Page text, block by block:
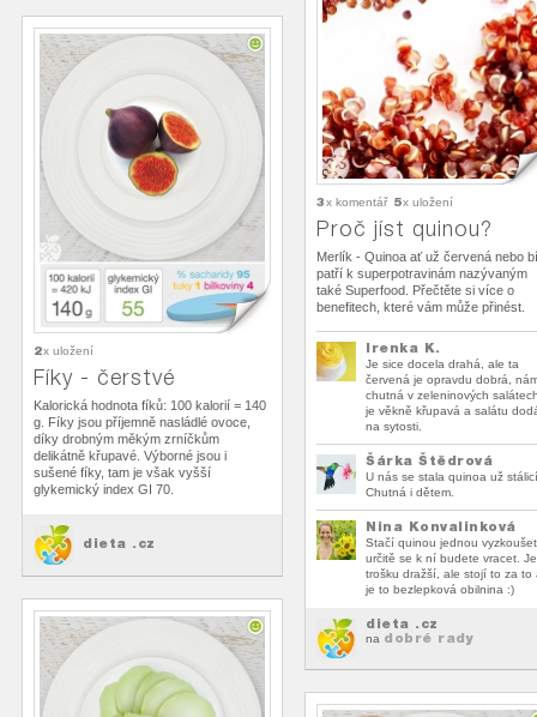
3x komentář 5x uložení
Proč jíst quinou?
Merlík - Quinoa ať už červená nebo
patří k superpotravinám nazývaným
také Superfood. Přečtěte si více o
benefitech, které vám může přinést.
Irenka K.
Je sice docela drahá, ale ta
červená je opravdu dobrá,
chutná v zeleninových
je věkně křupavá a salátu
na sytosti.
Šárka Štědrová
U nás se stala quinoa už
Chutná i dětem.
Nina Konvalinková
Stačí quinou jednou
určitě se k ní budete vracet. Je
trošku dražší, ale stojí to za to
je to bezlepková obilnina :)
dieta .cz
na dobré rady
2x uložení
Fíky - čerstvé
Kalorická hodnota fíků: 100 kalorií = 140
g. Fíky jsou příjemně nasládlé ovoce,
díky drobným měkým zrníčkům
delikátně křupavé. Výborné jsou i
sušené fíky, tam je však vyšší
glykemický index GI 70.
dieta .cz